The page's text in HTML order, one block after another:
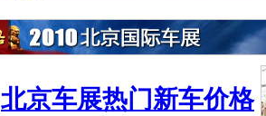
北京车展热门新车价格